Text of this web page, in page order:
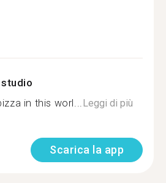
in this worl...Leggi di più
Scarica la app